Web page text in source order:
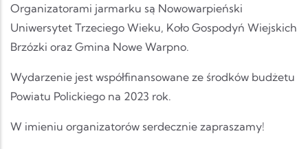
Organizatorami jarmarku są Nowowarpieński
Uniwersytet Trzeciego Wieku, Koło Gospodyń Wiejskich
Brzózki oraz Gmina Nowe Warpno.
Wydarzenie jest współfinansowane ze środków budżetu
Powiatu Polickiego na 2023 rok.
W imieniu organizatorów serdecznie zapraszamy!